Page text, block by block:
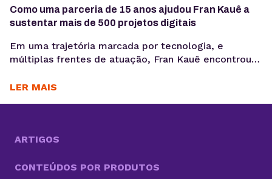
Como uma parceria de 15 anos ajudou Fran Kauê a
sustentar mais de 500 projetos digitais
Em uma trajetória marcada por tecnologia, e
múltiplas frentes de atuação, Fran Kauê encontrou
hospedar e sustentar projetos digitais ao longo dos
familiares e novos...
LER MAIS
ARTIGOS
CONTEÚDOS POR PRODUTOS